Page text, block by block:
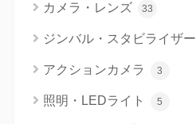
カメラ・レンズ 33
ジンバル・スタビライザー
アクションカメラ 3
照明・LEDライト 5